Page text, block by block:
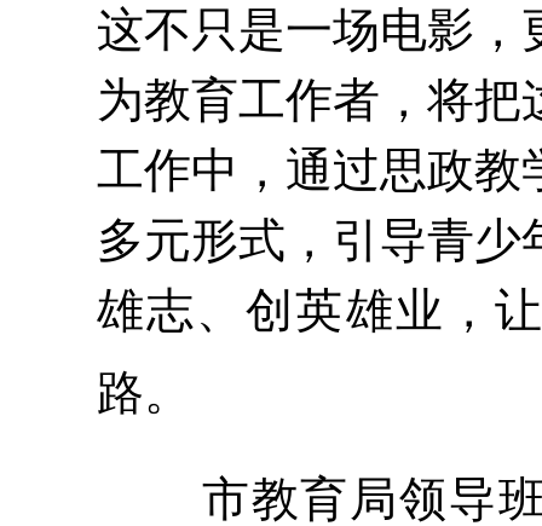
这不只是一场电影
为教育工作者，将
工作中，通过思政教
多元形式，引导青
雄志、创英雄业，
路。
市教育局领导